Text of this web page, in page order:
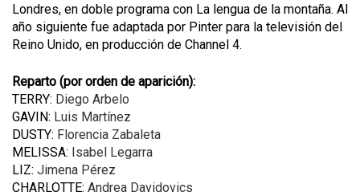
Londres, en doble programa con La lengua de la montaña. Al
año siguiente fue adaptada por Pinter para la televisión del
Reino Unido, en producción de Channel 4.
Reparto (por orden de aparición):
TERRY: Diego Arbelo
GAVIN: Luis Martínez
DUSTY: Florencia Zabaleta
MELISSA: Isabel Legarra
LIZ: Jimena Pérez
CHARLOTTE: Andrea Davidovics